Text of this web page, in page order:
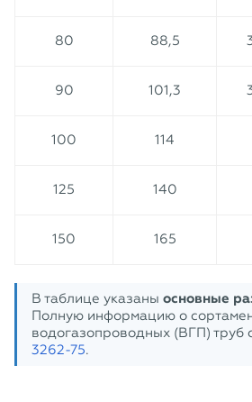
80 88,5
90 101,3
100 114
125 140
150 165
В таблице указаны основные
Полную информацию о
водогазопроводных (ВГП) труб
3262-75.